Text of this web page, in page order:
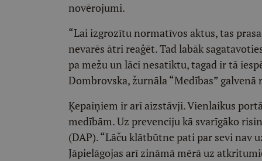
novērojumi.
“Lai izgrozītu normatīvos aktus, tas
nevarēs ātri reaģēt. Tad labāk
pa mežu un lāci nesatiktu, tagad ir tā
Dombrovska, žurnāla “Medības” galvenā
Ķepaiņiem ir arī aizstāvji. Vienlaikus
medībām. Uz prevenciju kā svarīgāko
(DAP). “Lāču klātbūtne pati par sevi nav
Jāpielāgojas arī zināmā mērā uz